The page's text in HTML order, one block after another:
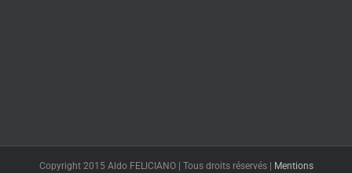
Copyright 2015 Aldo FELICIANO | Tous droits réservés |
Mentions